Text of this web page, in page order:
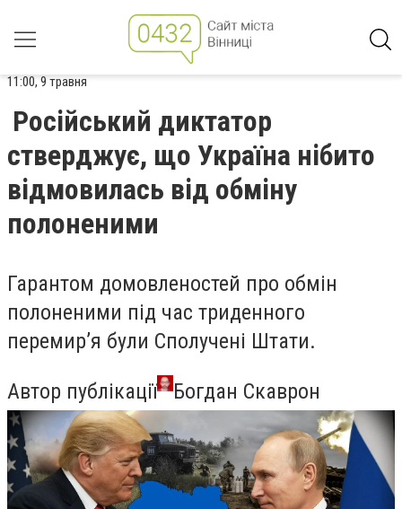
11:00, 9 травня
Російський диктатор
стверджує, що Україна нібито
відмовилась від обміну
полоненими
Гарантом домовленостей про обмін
полоненими під час триденного
перемир’я були Сполучені Штати.
Автор публікації
Богдан Скаврон